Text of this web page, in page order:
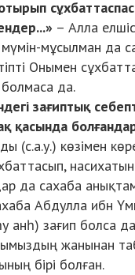
– Алла
мүмін-мұсылман да
Онымен
болмаса да.
зағиптық
қасында
(с.а.у.) көзімен
да сахаба
Абдулла ибн
анһ) зағип болса
жанынан
бірі болған.